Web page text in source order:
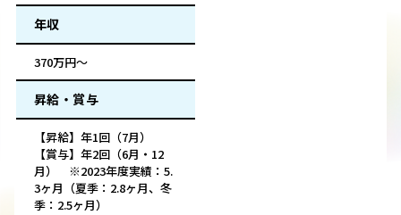
年収
370万円～
昇給・賞与
【昇給】年1回（7月）
【賞与】年2回（6月・12
月） ※2023年度実績：5.
3ヶ月（夏季：2.8ヶ月、冬
季：2.5ヶ月）